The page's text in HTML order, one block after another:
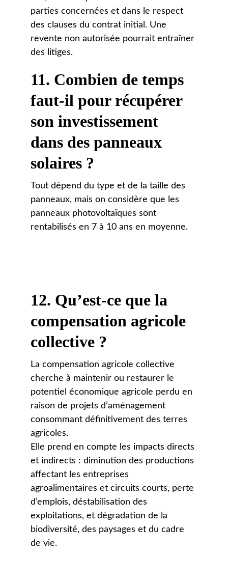
parties concernées et dans le respect
des clauses du contrat initial. Une
revente non autorisée pourrait entraîner
des litiges.
11. Combien de temps
faut-il pour récupérer
son investissement
dans des panneaux
solaires ?
Tout dépend du type et de la taille des
panneaux, mais on considère que les
panneaux photovoltaïques sont
rentabilisés en 7 à 10 ans en moyenne.
12. Qu’est-ce que la
compensation agricole
collective ?
La compensation agricole collective
cherche à maintenir ou restaurer le
potentiel économique agricole perdu en
raison de projets d’aménagement
consommant définitivement des terres
agricoles.
Elle prend en compte les impacts directs
et indirects : diminution des productions
affectant les entreprises
agroalimentaires et circuits courts, perte
d’emplois, déstabilisation des
exploitations, et dégradation de la
biodiversité, des paysages et du cadre
de vie.